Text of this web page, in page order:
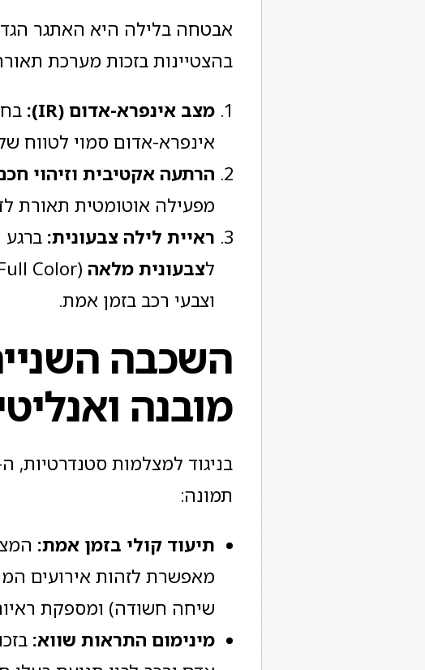
בהצטיינות בזכות מערכת
מצב אינפרא-אדום(IR):
אינפרא-אדום סמוי לטווח של עד 20
הרתעה אקטיבית וזיהוי
מפעילה אוטומטית תאורת
ראיית לילה צבעונית:
לצבעונית מלאה
וצבעי רכב בזמן אמת.
השכבה
מובנה
בניגוד למצלמות סטנדרטיות,
תמונה:
תיעוד קולי בזמן אמת:
מאפשרת לזהות אירועים
שיחה חשודה) ומספקת
מינימום התראות שווא: